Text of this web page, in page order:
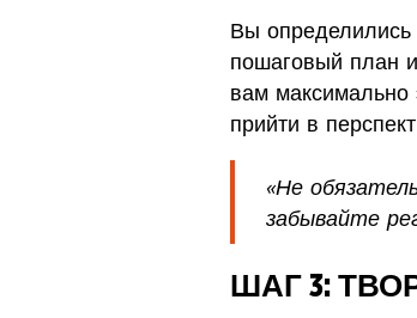
Вы определились
пошаговый план
вам
прийти в
«Не
забывайте
ШАГ 3: